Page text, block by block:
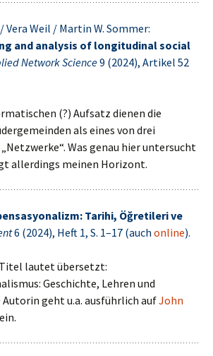
Vera Weil / Martin W. Sommer:
and analysis of longitudinal social
Network Science9 (2024), Artikel 52
(?) Aufsatz dienen die
als eines von drei
Was genau hier untersucht
allerdings meinen Horizont.
Tarihi, Öğretileri ve
6 (2024), Heft 1, S. 1–17 (auch online).
lautet übersetzt:
Geschichte, Lehren und
Autorin geht u.a. ausführlich aufJohn